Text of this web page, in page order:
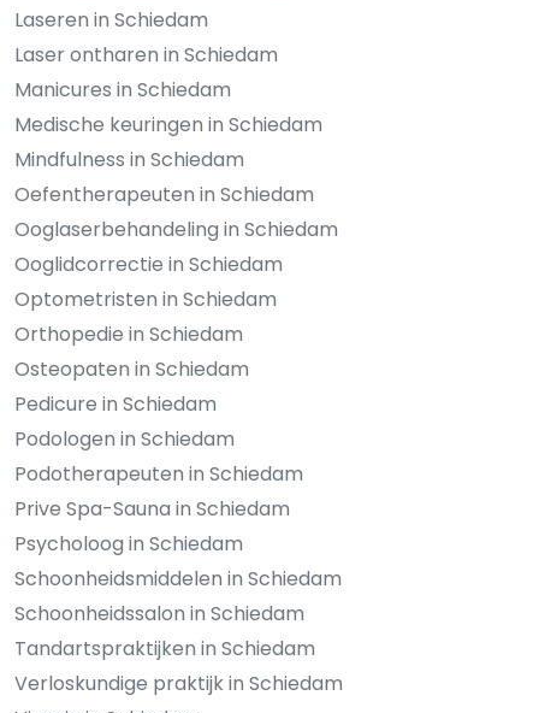
Laseren in Schiedam
Laser ontharen in Schiedam
Manicures in Schiedam
Medische keuringen in Schiedam
Mindfulness in Schiedam
Oefentherapeuten in Schiedam
Ooglaserbehandeling in Schiedam
Ooglidcorrectie in Schiedam
Optometristen in Schiedam
Orthopedie in Schiedam
Osteopaten in Schiedam
Pedicure in Schiedam
Podologen in Schiedam
Podotherapeuten in Schiedam
Prive Spa-Sauna in Schiedam
Psycholoog in Schiedam
Schoonheidsmiddelen in Schiedam
Schoonheidssalon in Schiedam
Tandartspraktijken in Schiedam
Verloskundige praktijk in Schiedam